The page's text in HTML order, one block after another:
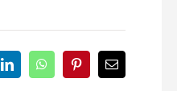
LinkedInWhatsAppPinterestEmail
(necessário